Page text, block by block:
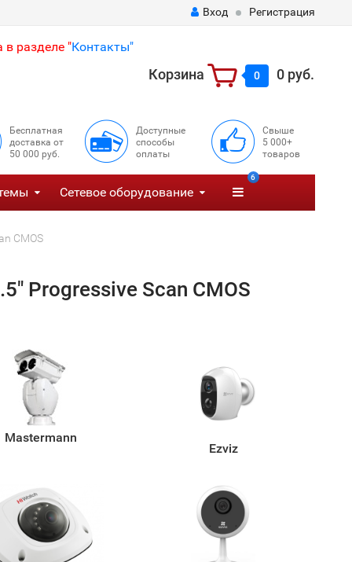
Вход Регистрация
разделе "Контакты"
Корзина 0 0 руб.
Бесплатная
доставка от
50 000 руб.
Доступные
способы
оплаты
Свыше
5 000+
товаров
Сетевое оборудование
6
CMOS
Progressive Scan CMOS
Mastermann
Ezviz